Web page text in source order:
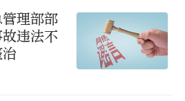
件等谣言，引发群众恐
的突发热点事件，以虚
事件起因、细节和进展
闻的阴谋论，或者假冒
理部部
违法不